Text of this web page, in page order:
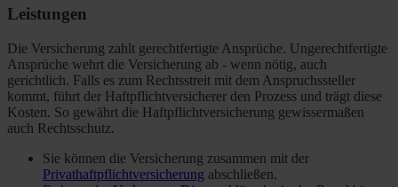
Leistungen
Die Versicherung zahlt gerechtfertigte Ansprüche. Ungerechtfertigte
Ansprüche wehrt die Versicherung ab - wenn nötig, auch
gerichtlich. Falls es zum Rechtsstreit mit dem Anspruchssteller
kommt, führt der Haftpflichtversicherer den Prozess und trägt diese
Kosten. So gewährt die Haftpflichtversicherung gewissermaßen
auch Rechtsschutz.
Sie können die Versicherung zusammen mit der
Privathaftpflichtversicherung abschließen.